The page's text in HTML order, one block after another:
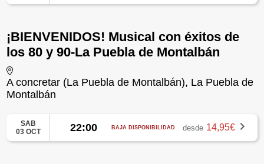
¡BIENVENIDOS! Musical con éxitos de
los 80 y 90-La Puebla de Montalbán
A concretar (La Puebla de Montalbán), La Puebla de
Montalbán
SAB
03 OCT
22:00 BAJA DISPONIBILIDAD desde 14,95€